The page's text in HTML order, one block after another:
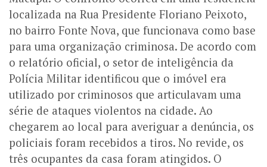
localizada na Rua Presidente Floriano Peixoto,
no bairro Fonte Nova, que funcionava como base
para uma organização criminosa. De acordo com
o relatório oficial, o setor de inteligência da
Polícia Militar identificou que o imóvel era
utilizado por criminosos que articulavam uma
série de ataques violentos na cidade. Ao
chegarem ao local para averiguar a denúncia, os
policiais foram recebidos a tiros. No revide, os
três ocupantes da casa foram atingidos. O